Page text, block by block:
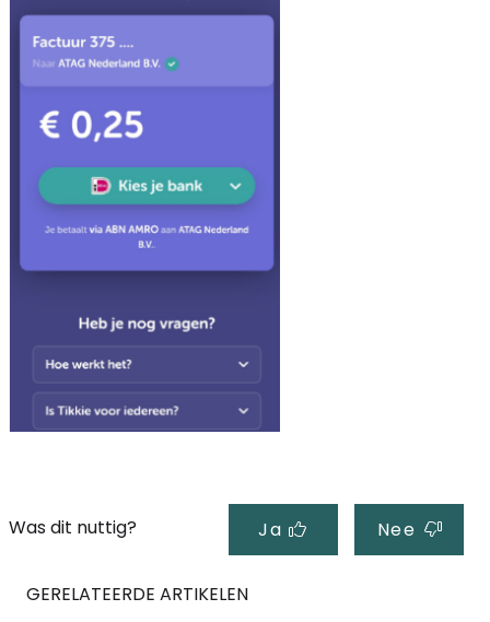
Was dit nuttig? Ja Nee
GERELATEERDE ARTIKELEN